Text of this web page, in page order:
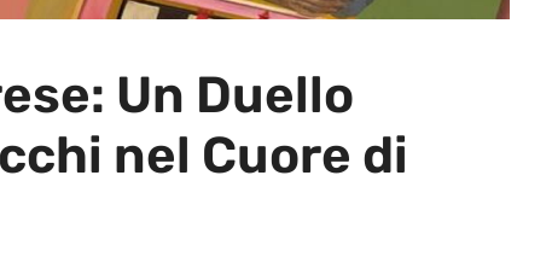
Un Duello
nel Cuore di